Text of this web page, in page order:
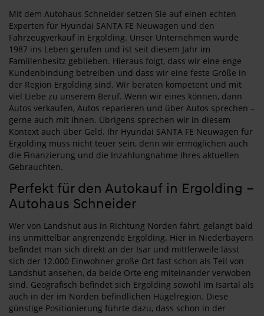
Mit dem Autohaus Schneider setzen Sie auf einen echten
Experten für Hyundai SANTA FE Neuwagen und den
Fahrzeugverkauf in Ergolding. Unser Unternehmen wurde
1987 ins Leben gerufen und ist seit diesem Jahr im
Famiilenbesitz geblieben. Hieraus folgt, dass wir eine enge
Kundenbindung betreiben und dass wir eine feste Größe in
der Region Ergolding sind. Wir beraten kompetent und mit
viel Liebe zu unserem Beruf. Wenn wir eines können, dann
Autos verkaufen, Autos reparieren und über Autos sprechen –
gerne auch mit Ihnen. Übrigens sprechen wir in diesem
Kontext auch über Geld. Ihr Hyundai SANTA FE Neuwagen für
Ergolding muss nicht teuer sein, denn wir ermöglichen auch
die Finanzierung und die Inzahlungnahme Ihres aktuellen
Gebrauchten.
Perfekt für den Autokauf in Ergolding –
Autohaus Schneider
Wer von Landshut aus in Richtung Norden fährt, gelangt bald
ins unmittelbar angrenzende Ergolding. Hier in Niederbayern
befindet man sich direkt an der Isar und mittlerweile lässt
sich der 12.000 Einwohner große Ort fast schon als Teil von
Landshut ansehen, da beide Orte eng miteinander verwoben
sind. Geografisch befindet sich Ergolding sowohl im Isartal als
auch in der im Norden befindlichen Hügelregion. Diese
günstige Positionierung führte dazu, dass schon in der